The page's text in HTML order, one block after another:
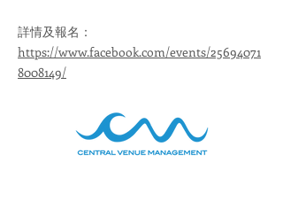
詳情及報名：
https://www.facebook.com/events/25694071
8008149/